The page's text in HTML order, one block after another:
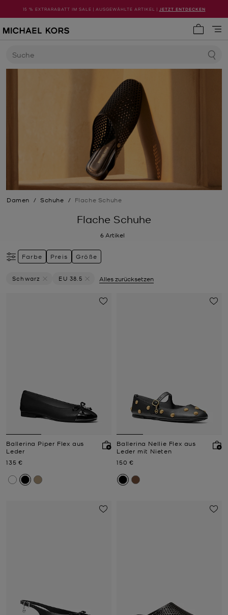
15 % EXTRARABATT IM SALE | AUSGEWÄHLTE ARTIKEL | JETZT ENTDECKEN
Suche
Damen / Schuhe / Flache Schuhe
Flache Schuhe
6Artikel
Farbe Preis Größe
Schwarz
EU 38.5
Alles zurücksetzen
Ballerina Piper Flex aus
Leder
Jetzt
135 €
Ballerina Nellie Flex aus
Leder mit Nieten
Jetzt
150 €